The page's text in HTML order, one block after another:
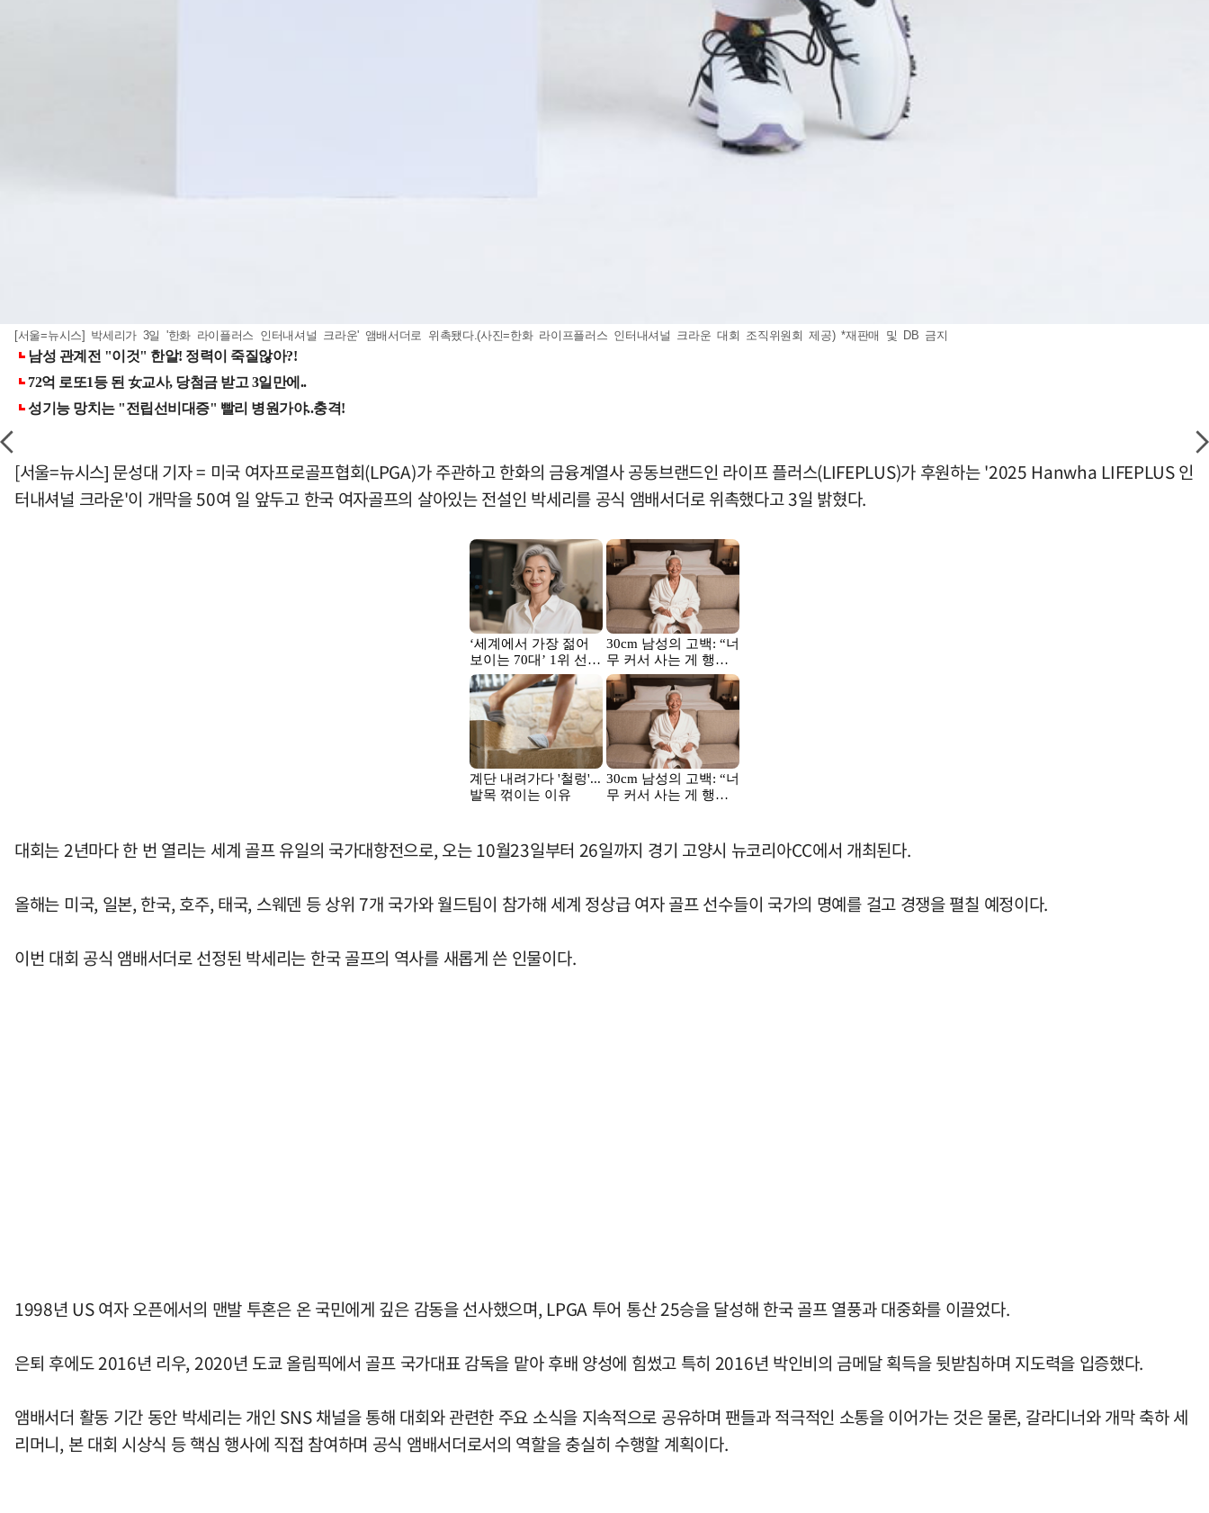
[서울=뉴시스] 박세리가 3일 '한화 라이플러스 인터내셔널 크라운' 앰배서더로 위촉됐다.(사진=한화 라이프플러스 인터내셔널 크라운 대회 조직위원회 제공) *재판매 및 DB 금지
[서울=뉴시스] 문성대 기자 = 미국 여자프로골프협회(LPGA)가 주관하고 한화의 금융계열사 공동브랜드인 라이프 플러스(LIFEPLUS)가 후원하는 '2025 Hanwha LIFEPLUS 인
터내셔널 크라운'이 개막을 50여 일 앞두고 한국 여자골프의 살아있는 전설인 박세리를 공식 앰배서더로 위촉했다고 3일 밝혔다.
대회는 2년마다 한 번 열리는 세계 골프 유일의 국가대항전으로, 오는 10월23일부터 26일까지 경기 고양시 뉴코리아CC에서 개최된다.
올해는 미국, 일본, 한국, 호주, 태국, 스웨덴 등 상위 7개 국가와 월드팀이 참가해 세계 정상급 여자 골프 선수들이 국가의 명예를 걸고 경쟁을 펼칠 예정이다.
이번 대회 공식 앰배서더로 선정된 박세리는 한국 골프의 역사를 새롭게 쓴 인물이다.
1998년 US 여자 오픈에서의 맨발 투혼은 온 국민에게 깊은 감동을 선사했으며, LPGA 투어 통산 25승을 달성해 한국 골프 열풍과 대중화를 이끌었다.
은퇴 후에도 2016년 리우, 2020년 도쿄 올림픽에서 골프 국가대표 감독을 맡아 후배 양성에 힘썼고 특히 2016년 박인비의 금메달 획득을 뒷받침하며 지도력을 입증했다.
앰배서더 활동 기간 동안 박세리는 개인 SNS 채널을 통해 대회와 관련한 주요 소식을 지속적으로 공유하며 팬들과 적극적인 소통을 이어가는 것은 물론, 갈라디너와 개막 축하 세
리머니, 본 대회 시상식 등 핵심 행사에 직접 참여하며 공식 앰배서더로서의 역할을 충실히 수행할 계획이다.